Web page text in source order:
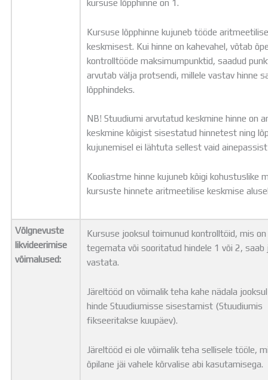
kursuse lõpphinne on 1.
Kursuse lõpphinne kujuneb tööde
keskmisest. Kui hinne on kahevahel, võtab
kontrolltööde maksimumpunktid, saadud
arvutab välja protsendi, millele vastav hinne
lõpphindeks.
NB! Stuudiumi arvutatud keskmine hinne on
keskmine kõigist sisestatud hinnetest ning
kujunemisel ei lähtuta sellest vaid
Kooliastme hinne kujuneb kõigi kohustuslike
kursuste hinnete aritmeetilise keskmise
Võlgnevuste
likvideerimise
võimalused:
Kursuse jooksul toimunud kontrolltöid, mis
tegemata või sooritatud hindele 1 või 2, saab
vastata.
Järeltööd on võimalik teha kahe nädala
hinde Stuudiumisse sisestamist (Stuudiumis
fikseeritakse kuupäev).
Järeltööd ei ole võimalik teha sellisele tööle,
õpilane jäi vahele kõrvalise abi kasutamisega.